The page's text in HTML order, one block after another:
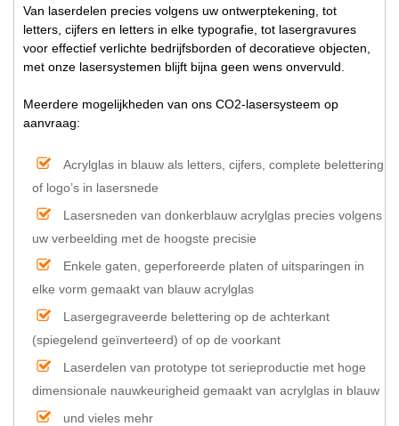
Van laserdelen precies volgens uw ontwerptekening, tot
letters, cijfers en letters in elke typografie, tot lasergravures
voor effectief verlichte bedrijfsborden of decoratieve objecten,
met onze lasersystemen blijft bijna geen wens onvervuld.
Meerdere mogelijkheden van ons CO2-lasersysteem op
aanvraag:
Acrylglas in blauw als letters, cijfers, complete belettering
of logo’s in lasersnede
Lasersneden van donkerblauw acrylglas precies volgens
uw verbeelding met de hoogste precisie
Enkele gaten, geperforeerde platen of uitsparingen in
elke vorm gemaakt van blauw acrylglas
Lasergegraveerde belettering op de achterkant
(spiegelend geïnverteerd) of op de voorkant
Laserdelen van prototype tot serieproductie met hoge
dimensionale nauwkeurigheid gemaakt van acrylglas in blauw
und vieles mehr